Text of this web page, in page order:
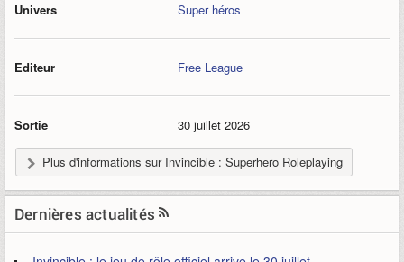
Univers Super héros
Editeur Free League
Sortie 30 juillet 2026
Plus d'informations sur Invincible : Superhero Roleplaying
Dernières actualités